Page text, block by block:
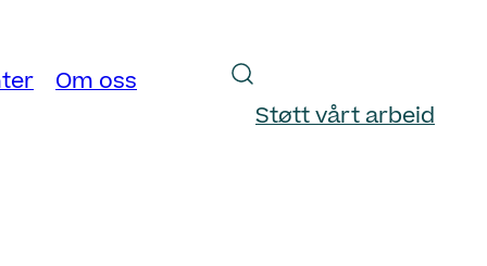
Om oss
Støtt vårt arbeid